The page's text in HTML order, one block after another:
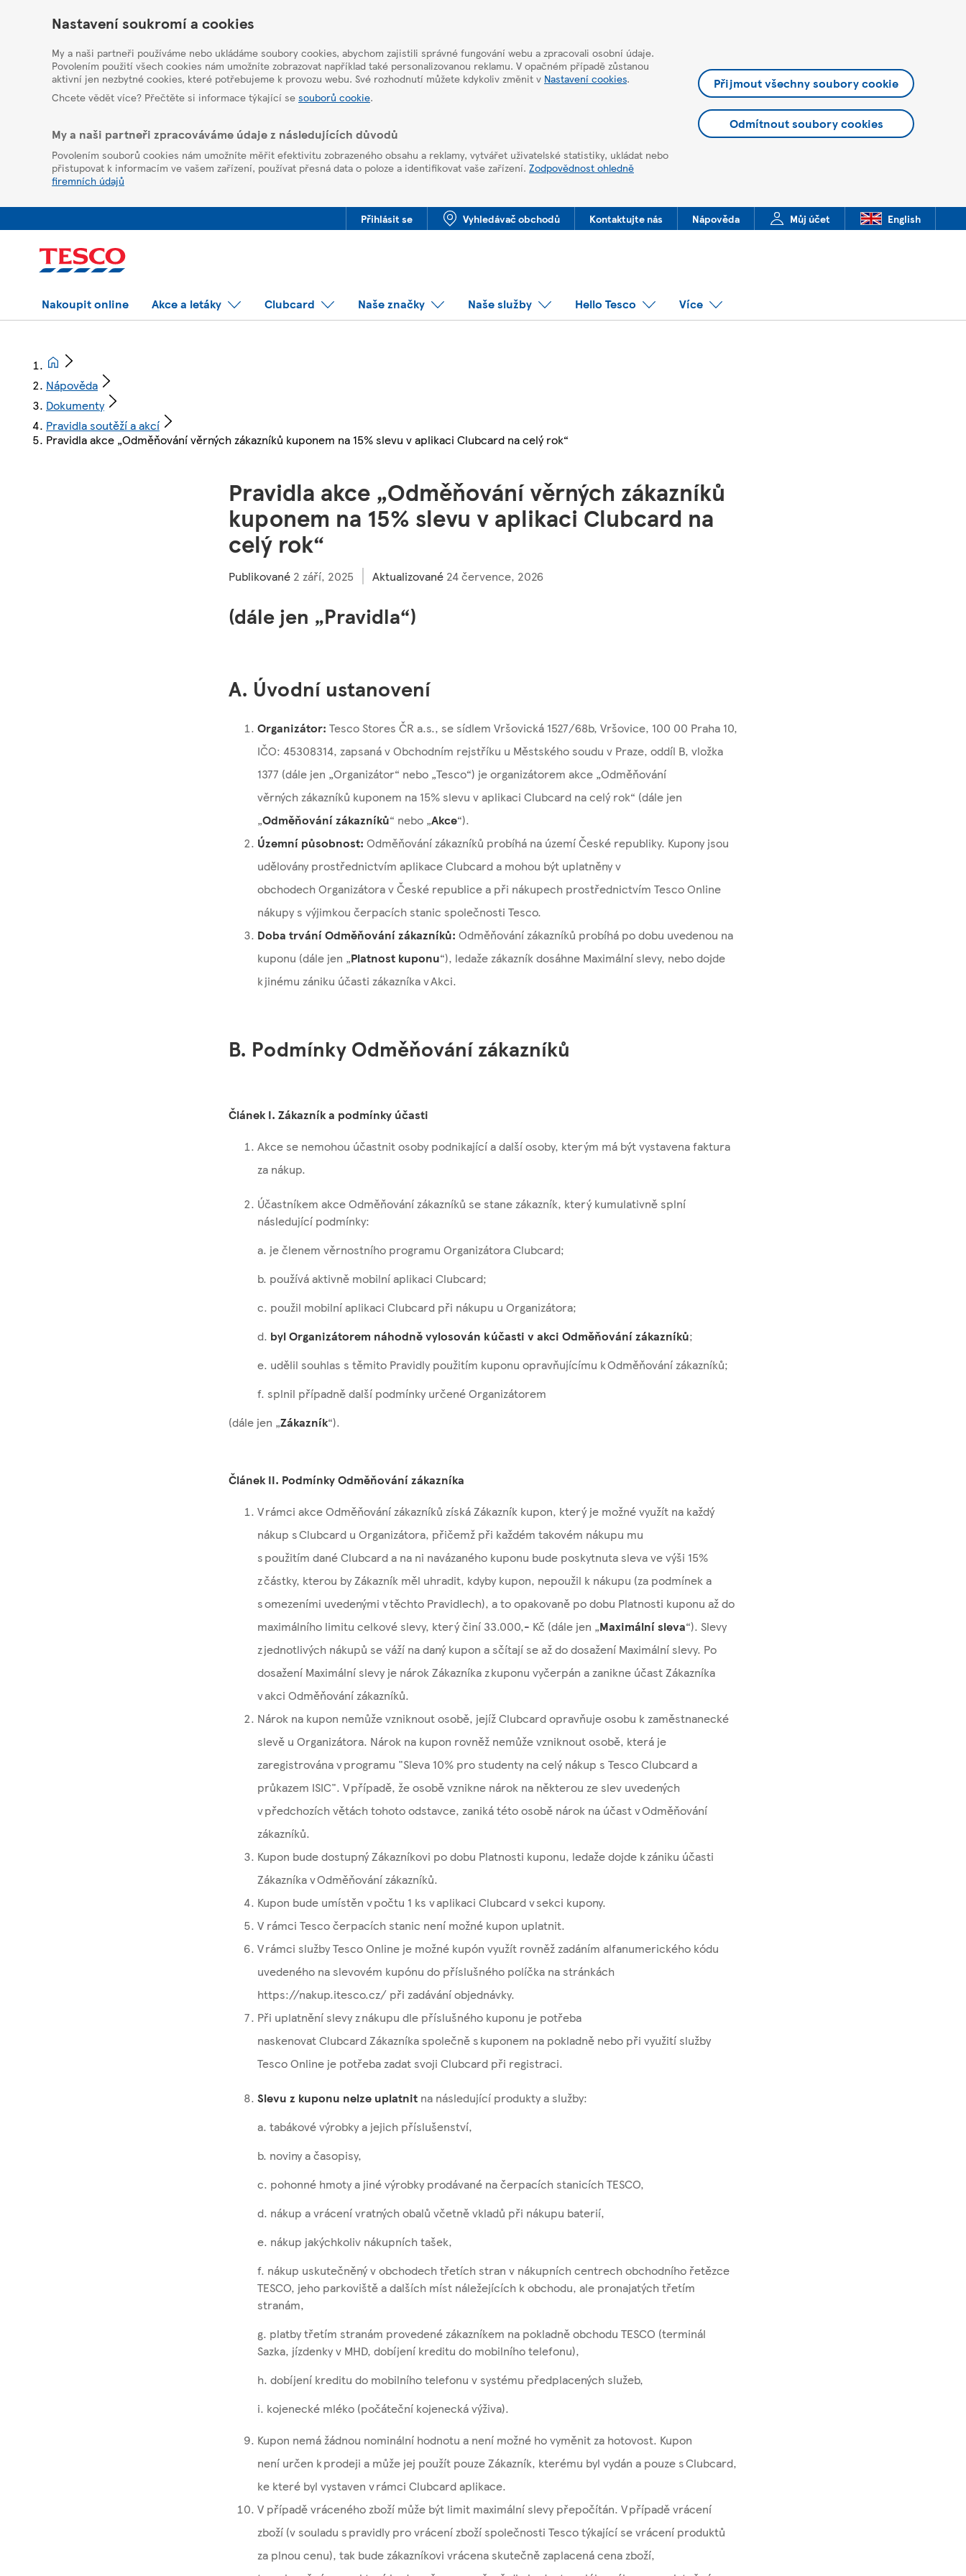
HelpPage
Nastavení soukromí a cookies
My a naši partneři používáme nebo ukládáme soubory cookies, abychom zajistili správné fungování webu a zpracovali osobní údaje.
Povolením použití všech cookies nám umožníte zobrazovat například také personalizovanou reklamu. V opačném případě zůstanou
aktivní jen nezbytné cookies, které potřebujeme k provozu webu. Své rozhodnutí můžete kdykoliv změnit v Nastavení cookies.
Chcete vědět více? Přečtěte si informace týkající se souborů cookie.
My a naši partneři zpracováváme údaje z následujících důvodů
Povolením souborů cookies nám umožníte měřit efektivitu zobrazeného obsahu a reklamy, vytvářet uživatelské statistiky, ukládat nebo
přistupovat k informacím ve vašem zařízení, používat přesná data o poloze a identifikovat vaše zařízení. Zodpovědnost ohledně
firemních údajů
Přijmout všechny soubory cookie
Odmítnout soubory cookies
Přihlásit se Vyhledávač obchodů Kontaktujte nás Nápověda Můj účet English
Nakoupit online Akce a letáky Clubcard Naše značky Naše služby Hello Tesco Více
Nápověda
Dokumenty
Pravidla soutěží a akcí
Pravidla akce „Odměňování věrných zákazníků kuponem na 15% slevu v aplikaci Clubcard na celý rok“
Pravidla akce „Odměňování věrných zákazníků
kuponem na 15% slevu v aplikaci Clubcard na
celý rok“
Publikované 2 září, 2025 Aktualizované 24 července, 2026
(dále jen „Pravidla“)
A. Úvodní ustanovení
Organizátor: Tesco Stores ČR a.s., se sídlem Vršovická 1527/68b, Vršovice, 100 00 Praha 10,
IČO: 45308314, zapsaná v Obchodním rejstříku u Městského soudu v Praze, oddíl B, vložka
1377 (dále jen „Organizátor“ nebo „Tesco“) je organizátorem akce „Odměňování
věrných zákazníků kuponem na 15% slevu v aplikaci Clubcard na celý rok“ (dále jen
„Odměňování zákazníků“ nebo „Akce“).
Územní působnost: Odměňování zákazníků probíhá na území České republiky. Kupony jsou
udělovány prostřednictvím aplikace Clubcard a mohou být uplatněny v
obchodech Organizátora v České republice a při nákupech prostřednictvím Tesco Online
nákupy s výjimkou čerpacích stanic společnosti Tesco.
Doba trvání Odměňování zákazníků: Odměňování zákazníků probíhá po dobu uvedenou na
kuponu (dále jen „Platnost kuponu“), ledaže zákazník dosáhne Maximální slevy, nebo dojde
k jinému zániku účasti zákazníka v Akci.
B. Podmínky Odměňování zákazníků
Článek I. Zákazník a podmínky účasti
Akce se nemohou účastnit osoby podnikající a další osoby, kterým má být vystavena faktura
za nákup.
Účastníkem akce Odměňování zákazníků se stane zákazník, který kumulativně splní
následující podmínky:
a. je členem věrnostního programu Organizátora Clubcard;
b. používá aktivně mobilní aplikaci Clubcard;
c. použil mobilní aplikaci Clubcard při nákupu u Organizátora;
d. byl Organizátorem náhodně vylosován k účasti v akci Odměňování zákazníků;
e. udělil souhlas s těmito Pravidly použitím kuponu opravňujícímu k Odměňování zákazníků;
f. splnil případně další podmínky určené Organizátorem
(dále jen „Zákazník“).
Článek II. Podmínky Odměňování zákazníka
V rámci akce Odměňování zákazníků získá Zákazník kupon, který je možné využít na každý
nákup s Clubcard u Organizátora, přičemž při každém takovém nákupu mu
s použitím dané Clubcard a na ni navázaného kuponu bude poskytnuta sleva ve výši 15%
z částky, kterou by Zákazník měl uhradit, kdyby kupon, nepoužil k nákupu (za podmínek a
s omezeními uvedenými v těchto Pravidlech), a to opakovaně po dobu Platnosti kuponu až do
maximálního limitu celkové slevy, který činí 33.000,- Kč (dále jen „Maximální sleva“). Slevy
z jednotlivých nákupů se váží na daný kupon a sčítají se až do dosažení Maximální slevy. Po
dosažení Maximální slevy je nárok Zákazníka z kuponu vyčerpán a zanikne účast Zákazníka
v akci Odměňování zákazníků.
Nárok na kupon nemůže vzniknout osobě, jejíž Clubcard opravňuje osobu k zaměstnanecké
slevě u Organizátora. Nárok na kupon rovněž nemůže vzniknout osobě, která je
zaregistrována v programu "Sleva 10% pro studenty na celý nákup s Tesco Clubcard a
průkazem ISIC". V případě, že osobě vznikne nárok na některou ze slev uvedených
v předchozích větách tohoto odstavce, zaniká této osobě nárok na účast v Odměňování
zákazníků.
Kupon bude dostupný Zákazníkovi po dobu Platnosti kuponu, ledaže dojde k zániku účasti
Zákazníka v Odměňování zákazníků.
Kupon bude umístěn v počtu 1 ks v aplikaci Clubcard v sekci kupony.
V rámci Tesco čerpacích stanic není možné kupon uplatnit.
V rámci služby Tesco Online je možné kupón využít rovněž zadáním alfanumerického kódu
uvedeného na slevovém kupónu do příslušného políčka na stránkách
https://nakup.itesco.cz/ při zadávání objednávky.
Při uplatnění slevy z nákupu dle příslušného kuponu je potřeba
naskenovat Clubcard Zákazníka společně s kuponem na pokladně nebo při využití služby
Tesco Online je potřeba zadat svoji Clubcard při registraci.
Slevu z kuponu nelze uplatnit na následující produkty a služby:
a. tabákové výrobky a jejich příslušenství,
b. noviny a časopisy,
c. pohonné hmoty a jiné výrobky prodávané na čerpacích stanicích TESCO,
d. nákup a vrácení vratných obalů včetně vkladů při nákupu baterií,
e. nákup jakýchkoliv nákupních tašek,
f. nákup uskutečněný v obchodech třetích stran v nákupních centrech obchodního řetězce
TESCO, jeho parkoviště a dalších míst náležejících k obchodu, ale pronajatých třetím
stranám,
g. platby třetím stranám provedené zákazníkem na pokladně obchodu TESCO (terminál
Sazka, jízdenky v MHD, dobíjení kreditu do mobilního telefonu),
h. dobíjení kreditu do mobilního telefonu v systému předplacených služeb,
i. kojenecké mléko (počáteční kojenecká výživa).
Kupon nemá žádnou nominální hodnotu a není možné ho vyměnit za hotovost. Kupon
není určen k prodeji a může jej použít pouze Zákazník, kterému byl vydán a pouze s Clubcard,
ke které byl vystaven v rámci Clubcard aplikace.
V případě vráceného zboží může být limit maximální slevy přepočítán. V případě vrácení
zboží (v souladu s pravidly pro vrácení zboží společnosti Tesco týkající se vrácení produktů
za plnou cenu), tak bude zákazníkovi vrácena skutečně zaplacená cena zboží,